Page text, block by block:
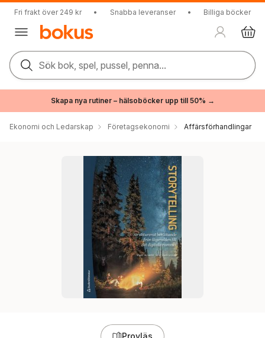
Fri frakt över 249 kr • Snabba leveranser • Billiga böcker
Sök bok, spel, pussel, penna...
Skapa nya rutiner – hälsoböcker upp till 50% →
Ekonomi och Ledarskap Företagsekonomi Affärsförhandlingar
Provläs